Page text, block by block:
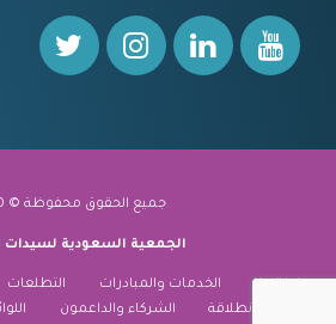
جميع الحقوق محفوظة © 2020
الجمعية السعودية لسيدات
نبذة عنا الخدمات والمبادرات التطلعات
منارة الانطلاقة
الشركاء والداعمون